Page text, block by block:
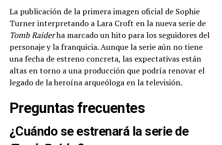
La publicación de la primera imagen oficial de Sophie
Turner interpretando a Lara Croft en la nueva serie de
Tomb Raiderha marcado un hito para los seguidores del
personaje y la franquicia. Aunque la serie aún no tiene
una fecha de estreno concreta, las expectativas están
altas en torno a una producción que podría renovar el
legado de la heroína arqueóloga en la televisión.
Preguntas frecuentes
¿Cuándo se estrenará la serie de